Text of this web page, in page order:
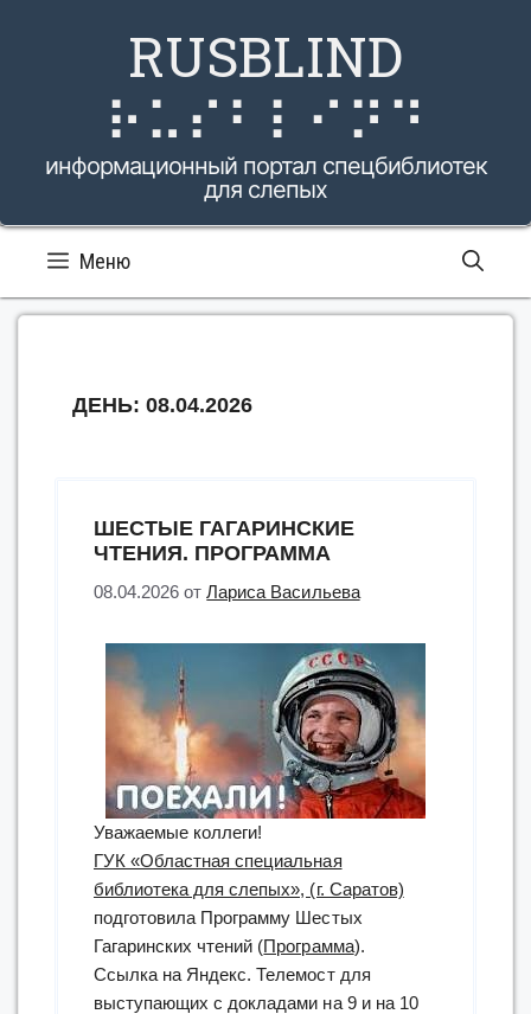
RUSBLIND
⠗⠥⠎⠃⠇⠊⠝⠙
информационный портал спецбиблиотек
для слепых
Меню
ДЕНЬ: 08.04.2026
ШЕСТЫЕ ГАГАРИНСКИЕ
ЧТЕНИЯ. ПРОГРАММА
08.04.2026 отЛариса Васильева
Уважаемые коллеги!
ГУК «Областная специальная
библиотека для слепых», (г. Саратов)
подготовила Программу Шестых
Гагаринских чтений (Программа).
Ссылка на Яндекс. Телемост для
выступающих с докладами на 9 и на 10